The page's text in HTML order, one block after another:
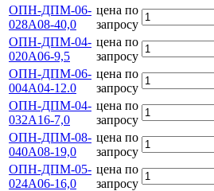
ОПН-ДПМ-06-
028А08-40,0
цена по
запросу
ОПН-ДПМ-04-
020А06-9,5
цена по
запросу
ОПН-ДПМ-06-
004А04-12.0
цена по
запросу
ОПН-ДПМ-04-
032А16-7,0
цена по
запросу
ОПН-ДПМ-08-
040А08-19,0
цена по
запросу
ОПН-ДПМ-05-
024А06-16,0
цена по
запросу